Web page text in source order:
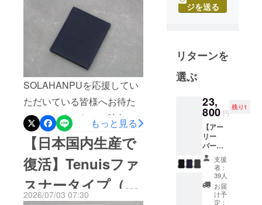
た！「イタリアンレザーっ
てどれも同じように経年変
化するって書いてあるし、
違いがよく分からない…」
実は、弊社スタッフも最初
は同じように感じていたこ
とがありました。しかし、
実際に革を触り比べて使い
込んでいくと、革の種類に
よって弾力や質感、柄、触
り心地、硬さや柔らかさな
ど様々な違いが存在しま
のこだわり
SOLAHANPUを応援してい
ただいている皆様へお待た
せいたしました。一時欠品
となっておりましたTenuis
ファスナータイプ（旧第3世
代）の「青藍（せいら
ん）」が、待望の再入荷と
なりました。しかしなが
もっと見る
【日本国内生産で
復活】Tenuisファ
スナータイプ（帆
2026/07/03 07:30
計・製作を
す。2016年2
月に薄い財
布
テニュイ
ス）」が完
成。同年11
月に改良版
「Tenuis2」
2019年には
ジを送る
リターンを
選ぶ
23,
800 円
残り1
【アー
リー
バー
ド：限
定40個
1000円
オフ】
STORIO
バック
支援
者：
39人
お届
け予
定：